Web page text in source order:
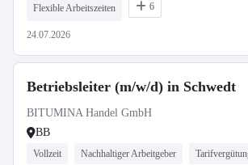
Flexible Arbeitszeiten 6
24.07.2026
Betriebsleiter (m/w/d) in Schwedt
BITUMINA Handel GmbH
BB
Vollzeit Nachhaltiger Arbeitgeber